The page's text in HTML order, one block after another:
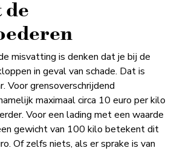
misvatting is denken dat je bij de
in geval van schade. Dat is
Voor grensoverschrijdend
maximaal circa 10 euro per kilo
Voor een lading met een waarde
gewicht van 100 kilo betekent dit
Of zelfs niets, als er sprake is van